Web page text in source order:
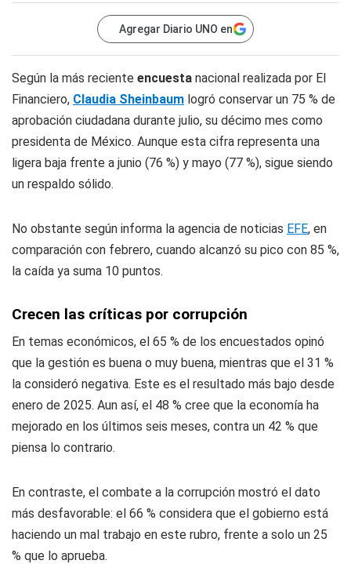
Agregar Diario UNO en
Según la más reciente encuesta nacional realizada por El
Financiero, Claudia Sheinbaum logró conservar un 75 % de
aprobación ciudadana durante julio, su décimo mes como
presidenta de México. Aunque esta cifra representa una
ligera baja frente a junio (76 %) y mayo (77 %), sigue siendo
un respaldo sólido.
No obstante según informa la agencia de noticias EFE, en
comparación con febrero, cuando alcanzó su pico con 85 %,
la caída ya suma 10 puntos.
Crecen las críticas por corrupción
En temas económicos, el 65 % de los encuestados opinó
que la gestión es buena o muy buena, mientras que el 31 %
la consideró negativa. Este es el resultado más bajo desde
enero de 2025. Aun así, el 48 % cree que la economía ha
mejorado en los últimos seis meses, contra un 42 % que
piensa lo contrario.
En contraste, el combate a la corrupción mostró el dato
más desfavorable: el 66 % considera que el gobierno está
haciendo un mal trabajo en este rubro, frente a solo un 25
% que lo aprueba.